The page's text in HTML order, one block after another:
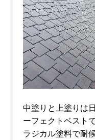
中塗りと上塗りは
ーフェクトベストで
ラジカル塗料で耐